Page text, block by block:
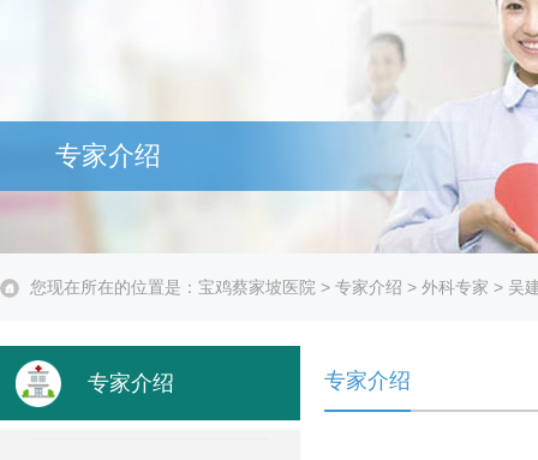
专家介绍
您现在所在的位置是： 宝鸡蔡家坡医院 > 专家介绍 > 外科专家 > 吴
专家介绍 专家介绍